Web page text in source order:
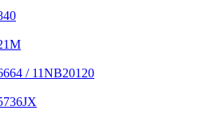
/ 11NB20120